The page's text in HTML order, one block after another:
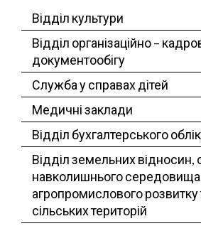
Відділ культури
Відділ організаційно –
документообігу
Служба у справах дітей
Медичні заклади
Відділ бухгалтерського
Відділ земельних відносин,
навколишнього
агропромислового розвитку
сільських територій